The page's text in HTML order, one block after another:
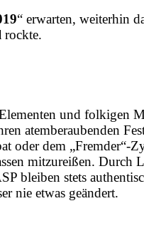
“ erwarten, weiterhin
rockte.
und folkigen
atemberaubenden
oder dem „Fremder“-
mitzureißen. Durch
bleiben stets
nie etwas geändert.